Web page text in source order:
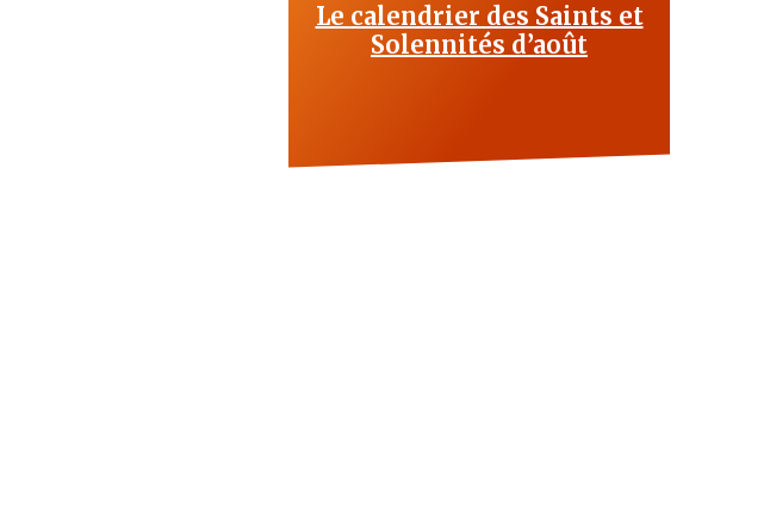
Le calendrier des Saints et
Solennités d’août